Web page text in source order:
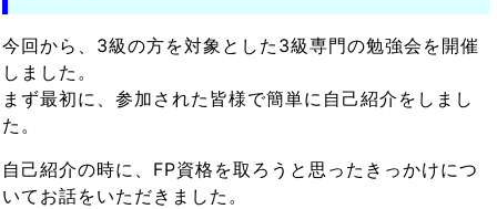
今回から、3級の方を対象とした3級専門の勉強会を開催
しました。
まず最初に、参加された皆様で簡単に自己紹介をしまし
た。
自己紹介の時に、FP資格を取ろうと思ったきっかけにつ
いてお話をいただきました。